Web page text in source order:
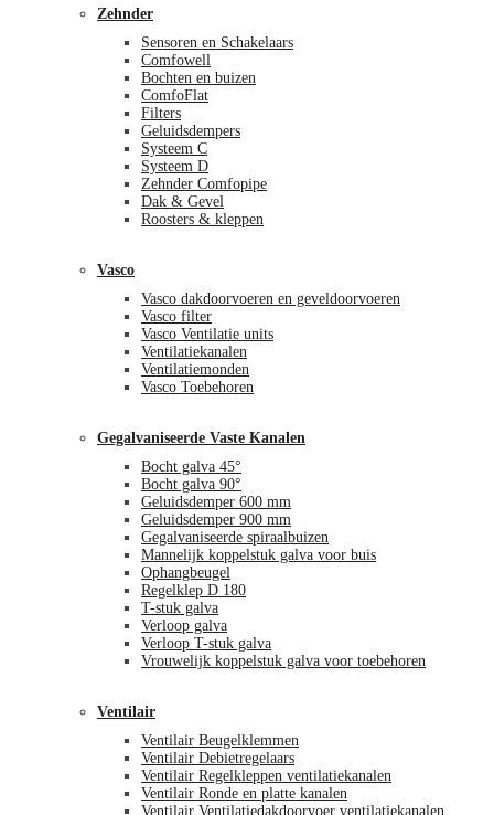
Zehnder
Sensoren en Schakelaars
Comfowell
Bochten en buizen
ComfoFlat
Filters
Geluidsdempers
Systeem C
Systeem D
Zehnder Comfopipe
Dak & Gevel
Roosters & kleppen
Vasco
Vasco dakdoorvoeren en geveldoorvoeren
Vasco filter
Vasco Ventilatie units
Ventilatiekanalen
Ventilatiemonden
Vasco Toebehoren
Gegalvaniseerde Vaste Kanalen
Bocht galva 45°
Bocht galva 90°
Geluidsdemper 600 mm
Geluidsdemper 900 mm
Gegalvaniseerde spiraalbuizen
Mannelijk koppelstuk galva voor buis
Ophangbeugel
Regelklep D 180
T-stuk galva
Verloop galva
Verloop T-stuk galva
Vrouwelijk koppelstuk galva voor toebehoren
Ventilair
Ventilair Beugelklemmen
Ventilair Debietregelaars
Ventilair Regelkleppen ventilatiekanalen
Ventilair Ronde en platte kanalen
Ventilair Ventilatiedakdoorvoer ventilatiekanalen